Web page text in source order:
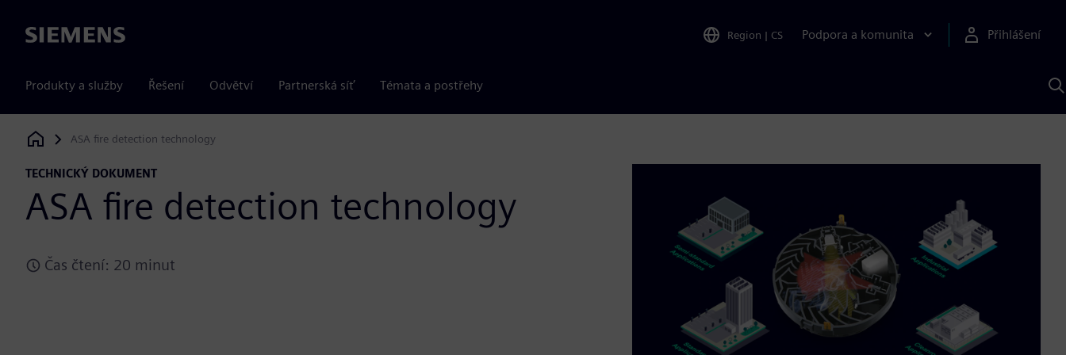
Siemens Region | CS Podpora a komunita Přihlášení
Produkty a služby Řešení Odvětví Partnerská síť Témata a postřehy
Siemens Digital Industries Software
ASA fire detection technology
TECHNICKÝ DOKUMENT
ASA fire detection technology
Čas čtení: 20 minut